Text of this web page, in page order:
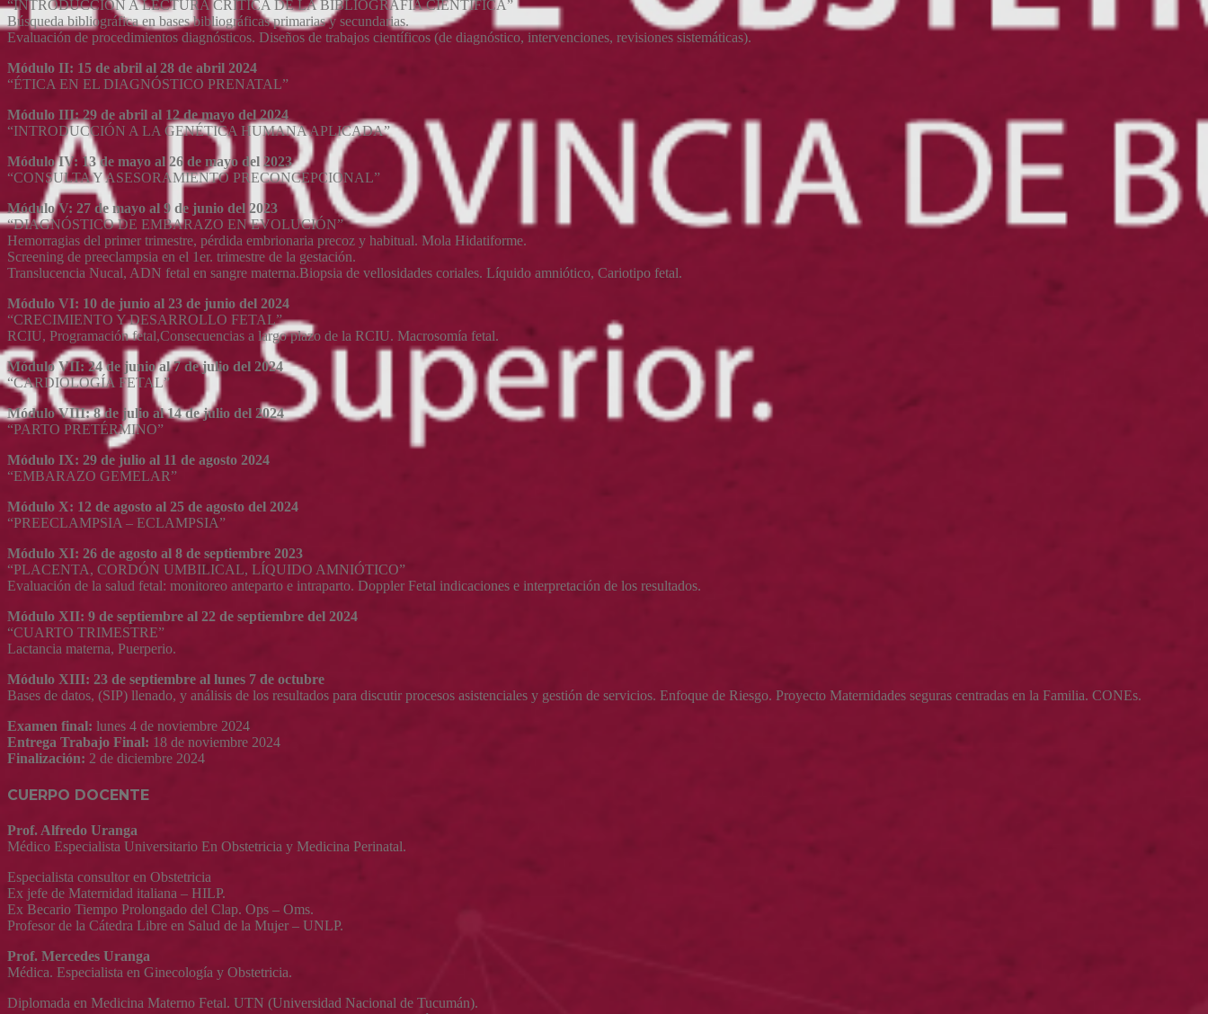
“INTRODUCCIÓN A LECTURA CRÍTICA DE LA BIBLIOGRAFÍA CIENTÍFICA”
Búsqueda bibliográfica en bases bibliográficas primarias y secundarias.
Evaluación de procedimientos diagnósticos. Diseños de trabajos científicos (de diagnóstico, intervenciones, revisiones sistemáticas).
Módulo II: 15 de abril al 28 de abril 2024
“ÉTICA EN EL DIAGNÓSTICO PRENATAL”
Módulo III: 29 de abril al 12 de mayo del 2024
“INTRODUCCIÓN A LA GENÉTICA HUMANA APLICADA”
Módulo IV: 13 de mayo al 26 de mayo del 2023
“CONSULTA Y ASESORAMIENTO PRECONCEPCIONAL”
Módulo V: 27 de mayo al 9 de junio del 2023
“DIAGNÓSTICO DE EMBARAZO EN EVOLUCIÓN”
Hemorragias del primer trimestre, pérdida embrionaria precoz y habitual. Mola Hidatiforme.
Screening de preeclampsia en el 1er. trimestre de la gestación.
Translucencia Nucal, ADN fetal en sangre materna.Biopsia de vellosidades coriales. Líquido amniótico, Cariotipo fetal.
Módulo VI: 10 de junio al 23 de junio del 2024
“CRECIMIENTO Y DESARROLLO FETAL”
RCIU, Programación fetal,Consecuencias a largo plazo de la RCIU. Macrosomía fetal.
Módulo VII: 24 de junio al 7 de julio del 2024
“CARDIOLOGÍA FETAL”
Módulo VIII: 8 de julio al 14 de julio del 2024
“PARTO PRETÉRMINO”
Módulo IX: 29 de julio al 11 de agosto 2024
“EMBARAZO GEMELAR”
Módulo X: 12 de agosto al 25 de agosto del 2024
“PREECLAMPSIA – ECLAMPSIA”
Módulo XI: 26 de agosto al 8 de septiembre 2023
“PLACENTA, CORDÓN UMBILICAL, LÍQUIDO AMNIÓTICO”
Evaluación de la salud fetal: monitoreo anteparto e intraparto. Doppler Fetal indicaciones e interpretación de los resultados.
Módulo XII: 9 de septiembre al 22 de septiembre del 2024
“CUARTO TRIMESTRE”
Lactancia materna, Puerperio.
Módulo XIII: 23 de septiembre al lunes 7 de octubre
Bases de datos, (SIP) llenado, y análisis de los resultados para discutir procesos asistenciales y gestión de servicios. Enfoque de Riesgo. Proyecto Maternidades seguras centradas en la Familia. CONEs.
Examen final: lunes 4 de noviembre 2024
Entrega Trabajo Final: 18 de noviembre 2024
Finalización: 2 de diciembre 2024
CUERPO DOCENTE
Prof. Alfredo Uranga
Médico Especialista Universitario En Obstetricia y Medicina Perinatal.
Especialista consultor en Obstetricia
Ex jefe de Maternidad italiana – HILP.
Ex Becario Tiempo Prolongado del Clap. Ops – Oms.
Profesor de la Cátedra Libre en Salud de la Mujer – UNLP.
Prof. Mercedes Uranga
Médica. Especialista en Ginecología y Obstetricia.
Diplomada en Medicina Materno Fetal. UTN (Universidad Nacional de Tucumán).